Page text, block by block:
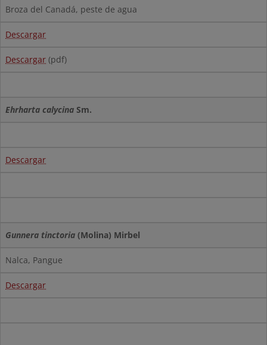
Broza del Canadá, peste de agua
Descargar
Descargar (pdf)
Ehrharta calycina Sm.
Descargar
Gunnera tinctoria (Molina) Mirbel
Nalca, Pangue
Descargar